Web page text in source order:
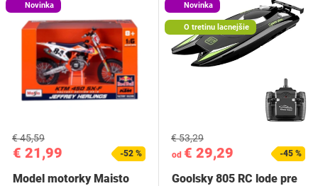
Novinka
€ 21,99
€ 45,59
-52 %
Model motorky Maisto
Novinka
O tretinu lacnejšie
od € 29,29
€ 53,29
-45 %
Goolsky 805 RC lode pre